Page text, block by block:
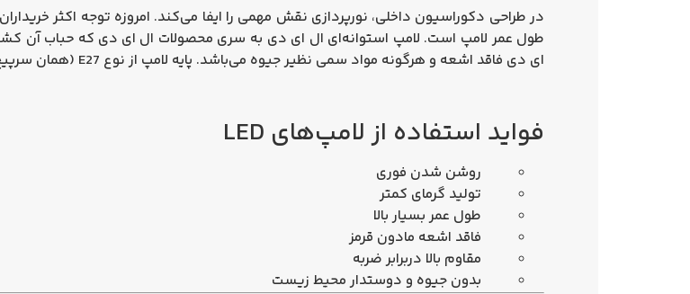
در طراحی دکوراسیون داخلی، نورپردازی نقش مهمی را ایفا می‌کند. امروزه توجه اکثر
طول عمر لامپ است. لامپ استوانه‌ای ال ای دی به سری محصولات ال ای دی که حباب آن
ای دی فاقد اشعه و هرگونه مواد سمی نظیر جیوه می‌باشد. پایه لامپ از نوع E27 (همان سرپیچ های قدیمی) می‌باشد.
فواید استفاده از لامپ‌های LED
روشن شدن فوری
تولید گرمای کمتر
طول عمر بسیار بالا
فاقد اشعه مادون قرمز
مقاوم بالا دربرابر ضربه
بدون جیوه و دوستدار محیط زیست